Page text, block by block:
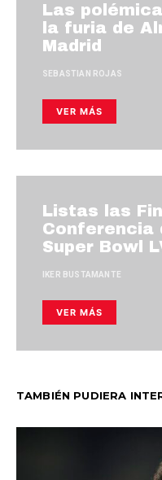
Las
la furia de
Madrid
SEBASTIAN ROJAS
VER MÁS
Listas las
Conferencia
Super Bowl
IKER BUSTAMANTE
VER MÁS
TAMBIÉN PUDIERA